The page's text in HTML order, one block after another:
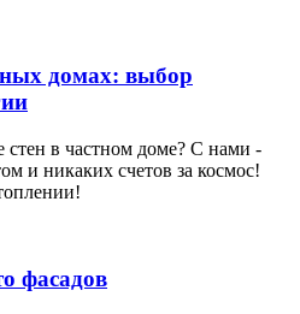
домах: выбор
в частном доме? С нами -
и никаких счетов за космос!
фасадов